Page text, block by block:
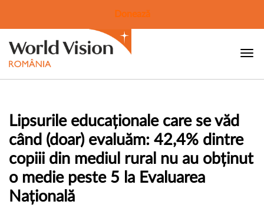
Donează
Lipsurile educaționale care se văd
când (doar) evaluăm: 42,4% dintre
copiii din mediul rural nu au obținut
o medie peste 5 la Evaluarea
Națională